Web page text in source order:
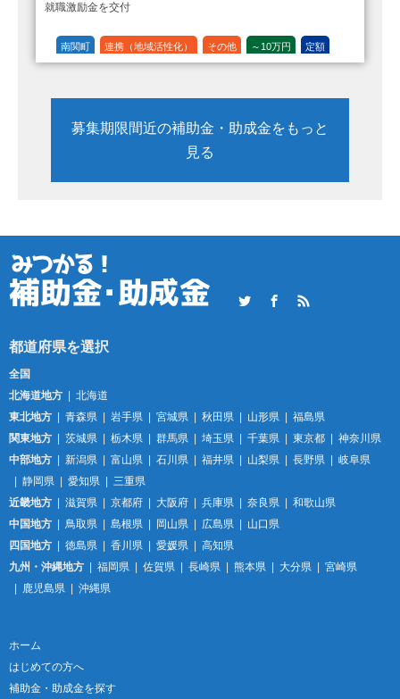
就職激励金を交付
南関町 連携（地域活性化） その他 ～10万円 定額
募集期限間近の補助金・助成金をもっと
見る
TwitterFacebookRSS
全国
北海道地方
北海道
東北地方
青森県 岩手県 宮城県 秋田県 山形県
福島県
関東地方
茨城県 栃木県 群馬県 埼玉県 千葉県 東京都
神奈川県
中部地方
新潟県 富山県 石川県 福井県 山梨県 長野県
岐阜県
静岡県
愛知県
三重県
近畿地方
滋賀県 京都府 大阪府 兵庫県 奈良県
和歌山県
中国地方
鳥取県 島根県 岡山県 広島県
山口県
四国地方
徳島県 香川県 愛媛県
高知県
九州・沖縄地方
福岡県 佐賀県 長崎県 熊本県 大分県
宮崎県
鹿児島県
沖縄県
ホーム
はじめての方へ
補助金・助成金を探す